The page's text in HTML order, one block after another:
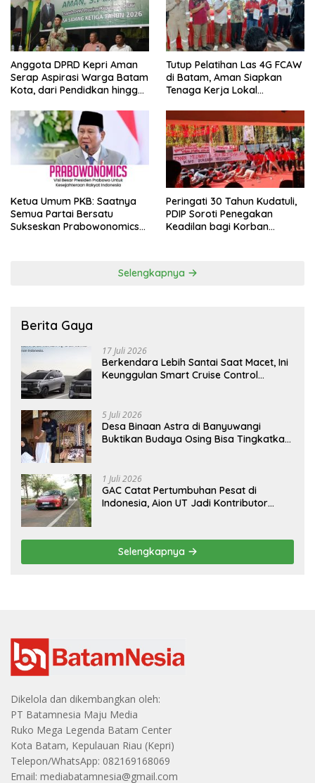
Anggota DPRD Kepri Aman
Serap Aspirasi Warga Batam
Kota, dari Pendidkan hingga
Tutup Pelatihan Las 4G FCAW
di Batam, Aman Siapkan
Tenaga Kerja Lokal
Ketua Umum PKB: Saatnya
Semua Partai Bersatu
Sukseskan Prabowonomics
Peringati 30 Tahun Kudatuli,
PDIP Soroti Penegakan
Keadilan bagi Korban
Selengkapnya
Berita Gaya
17 Juli 2026
Berkendara Lebih Santai Saat Macet, Ini
Keunggulan Smart Cruise Control
5 Juli 2026
Desa Binaan Astra di Banyuwangi
Buktikan Budaya Osing Bisa Tingkatkan
1 Juli 2026
GAC Catat Pertumbuhan Pesat di
Indonesia, Aion UT Jadi Kontributor
Selengkapnya
Dikelola dan dikembangkan oleh:
PT Batamnesia Maju Media
Ruko Mega Legenda Batam Center
Kota Batam, Kepulauan Riau (Kepri)
Telepon/WhatsApp: 082169168069
Email: mediabatamnesia@gmail.com